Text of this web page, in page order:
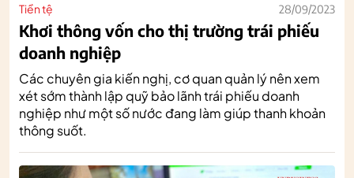
Tiền tệ 28/09/2023
Khơi thông vốn cho thị trường trái phiếu
doanh nghiệp
Các chuyên gia kiến nghị, cơ quan quản lý nên xem
xét sớm thành lập quỹ bảo lãnh trái phiếu doanh
nghiệp như một số nước đang làm giúp thanh khoản
thông suốt.